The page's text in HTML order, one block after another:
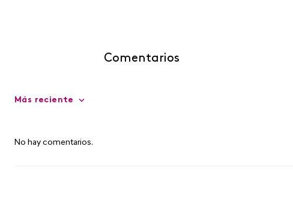
Comentarios
Más reciente
No hay comentarios.